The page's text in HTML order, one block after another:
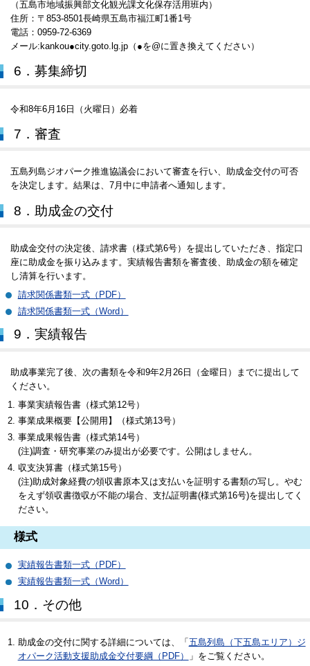
（五島市地域振興部文化観光課文化保存活用班内）
住所：〒853-8501長崎県五島市福江町1番1号
電話：0959-72-6369
メール:kankou●city.goto.lg.jp（●を@に置き換えてください）
6．募集締切
令和8年6月16日（火曜日）必着
7．審査
五島列島ジオパーク推進協議会において審査を行い、助成金交付の可否
を決定します。結果は、7月中に申請者へ通知します。
8．助成金の交付
助成金交付の決定後、請求書（様式第6号）を提出していただき、指定口
座に助成金を振り込みます。実績報告書類を審査後、助成金の額を確定
し清算を行います。
請求関係書類一式（PDF）
請求関係書類一式（Word）
9．実績報告
助成事業完了後、次の書類を令和9年2月26日（金曜日）までに提出して
ください。
事業実績報告書（様式第12号）
事業成果概要【公開用】（様式第13号）
事業成果報告書（様式第14号）
(注)調査・研究事業のみ提出が必要です。公開はしません。
収支決算書（様式第15号）
(注)助成対象経費の領収書原本又は支払いを証明する書類の写し。やむ
をえず領収書徴収が不能の場合、支払証明書(様式第16号)を提出してく
ださい。
様式
実績報告書類一式（PDF）
実績報告書類一式（Word）
10．その他
助成金の交付に関する詳細については、「 五島列島（下五島エリア）ジ
オパーク活動支援助成金交付要綱（PDF）
」をご覧ください。